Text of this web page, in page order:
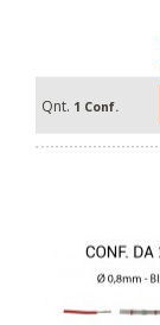
Qnt. 1 Conf.